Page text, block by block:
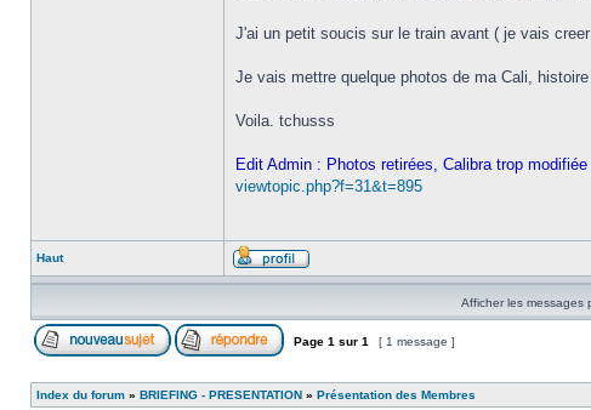
J'ai un petit soucis sur le train avant ( je vais
Je vais mettre quelque photos de ma Cali,
Voila. tchusss
Edit Admin : Photos retirées, Calibra trop
viewtopic.php?f=31&t=895
Haut
Afficher les messages
Page 1 sur 1 [ 1 message ]
Index du forum » BRIEFING - PRESENTATION » Présentation des Membres